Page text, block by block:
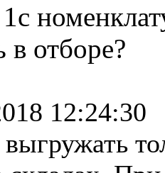
в отборе?
12:24:30